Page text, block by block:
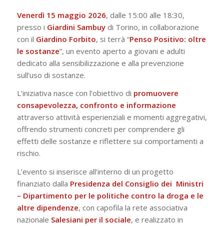
Venerdì 15 maggio 2026, dalle 15:00 alle 18:30,
presso i Giardini Sambuy di Torino, in collaborazione
con il Giardino Forbito, si terrà “Penso Positivo: oltre
le sostanze”, un evento aperto a giovani e adulti
dedicato alla sensibilizzazione e alla prevenzione
sull’uso di sostanze.
L’iniziativa nasce con l’obiettivo di promuovere
consapevolezza, confronto e informazione
attraverso attività esperienziali e momenti aggregativi,
offrendo strumenti concreti per comprendere gli
effetti delle sostanze e riflettere sui comportamenti a
rischio.
L’evento si inserisce all’interno di un progetto
finanziato dalla Presidenza del Consiglio dei Ministri
– Dipartimento per le politiche contro la droga e le
altre dipendenze, con capofila la rete associativa
nazionale Salesiani per il sociale, e realizzato in